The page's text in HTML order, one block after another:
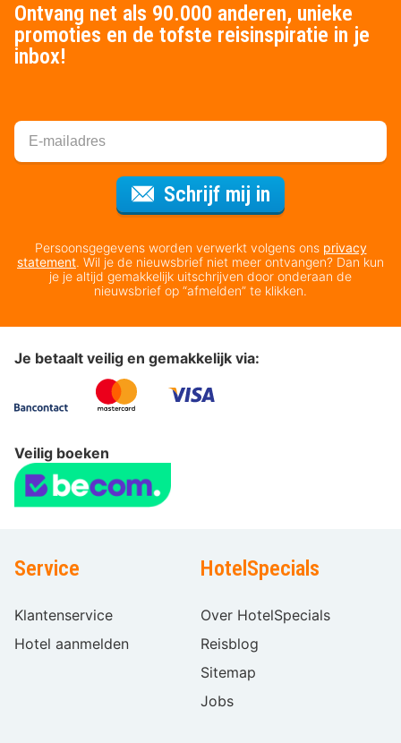
Ontvang net als 90.000 anderen, unieke
promoties en de tofste reisinspiratie in je
inbox!
Schrijf mij in
Persoonsgegevens worden verwerkt volgens ons privacy
statement. Wil je de nieuwsbrief niet meer ontvangen? Dan kun
je je altijd gemakkelijk uitschrijven door onderaan de
nieuwsbrief op “afmelden” te klikken.
Je betaalt veilig en gemakkelijk via:
Veilig boeken
Service
Klantenservice
Hotel aanmelden
HotelSpecials
Over HotelSpecials
Reisblog
Sitemap
Jobs